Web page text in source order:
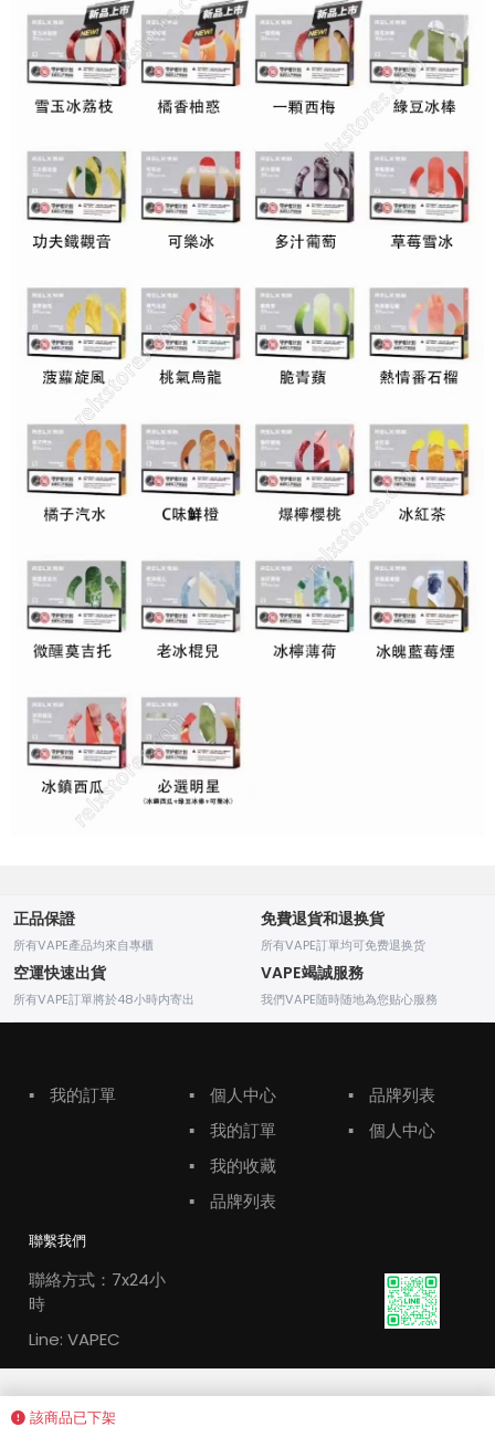
該商品已下架
正品保證
所有VAPE產品均來自專櫃
免費退貨和退换貨
所有VAPE訂單均可免费退换货
空運快速出貨
所有VAPE訂單將於48小時内寄出
VAPE竭誠服務
我們VAPE随時随地為您贴心服務
▪ 我的訂單 ▪
個人中心
▪
我的訂單
▪
我的收藏
▪
品牌列表
▪
品牌列表
▪
個人中心
聯繫我們
聯絡方式：7x24小
時
Line: VAPEC